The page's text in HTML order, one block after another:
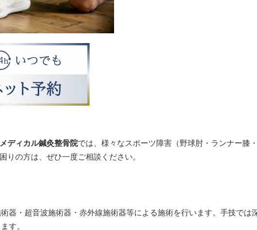
ディカル鍼灸整骨院では、様々なスポーツ障害（野球肘・ランナー膝
りの方は、ぜひ一度ご相談ください。
器・超音波施術器・赤外線施術器等による施術を行います。手技では
す。